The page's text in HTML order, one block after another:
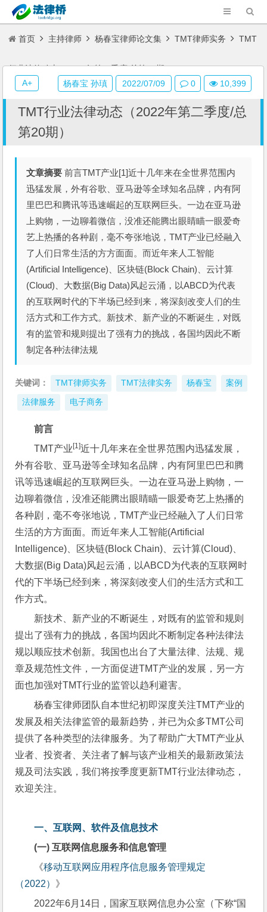
首页 主持律师 杨春宝律师论文集 TMT律师实务 TMT
行业法律动态（2022年第二季度/总第20期）
TMT行业法律动态（2022年第二季度/总
第20期）
文章摘要 前言TMT产业[1]近十几年来在全世界范围内
迅猛发展，外有谷歌、亚马逊等全球知名品牌，内有阿
里巴巴和腾讯等迅速崛起的互联网巨头。一边在亚马逊
上购物，一边聊着微信，没准还能腾出眼睛瞄一眼爱奇
艺上热播的各种剧，毫不夸张地说，TMT产业已经融入
了人们日常生活的方方面面。而近年来人工智能
(Artificial Intelligence)、区块链(Block Chain)、云计算
(Cloud)、大数据(Big Data)风起云涌，以ABCD为代表
的互联网时代的下半场已经到来，将深刻改变人们的生
活方式和工作方式。新技术、新产业的不断诞生，对既
有的监管和规则提出了强有力的挑战，各国均因此不断
制定各种法律法规
关键词： TMT律师实务 TMT法律实务 杨春宝 案例
法律服务 电子商务
前言
TMT产业[1]近十几年来在全世界范围内迅猛发展，
外有谷歌、亚马逊等全球知名品牌，内有阿里巴巴和腾
讯等迅速崛起的互联网巨头。一边在亚马逊上购物，一
边聊着微信，没准还能腾出眼睛瞄一眼爱奇艺上热播的
各种剧，毫不夸张地说，TMT产业已经融入了人们日常
生活的方方面面。而近年来人工智能(Artificial
Intelligence)、区块链(Block Chain)、云计算(Cloud)、
大数据(Big Data)风起云涌，以ABCD为代表的互联网时
代的下半场已经到来，将深刻改变人们的生活方式和工
作方式。
新技术、新产业的不断诞生，对既有的监管和规则
提出了强有力的挑战，各国均因此不断制定各种法律法
规以顺应技术创新。我国也出台了大量法律、法规、规
章及规范性文件，一方面促进TMT产业的发展，另一方
面也加强对TMT行业的监管以趋利避害。
杨春宝律师团队自本世纪初即深度关注TMT产业的
发展及相关法律监管的最新趋势，并已为众多TMT公司
提供了各种类型的法律服务。为了帮助广大TMT产业从
业者、投资者、关注者了解与该产业相关的最新政策法
规及司法实践，我们将按季度更新TMT行业法律动态，
欢迎关注。
一、互联网、软件及信息技术
(一) 互联网信息服务和信息管理
《移动互联网应用程序信息服务管理规定
（2022） 》
2022年6月14日，国家互联网信息办公室（下称“国
杨春宝 孙瑱 2022/07/09 0 10,399
A+